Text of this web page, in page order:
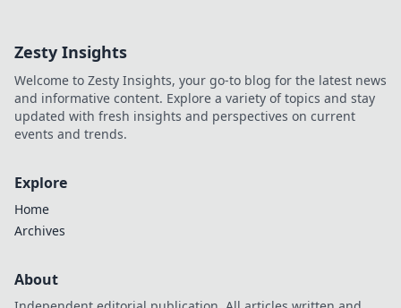
Zesty Insights
Welcome to Zesty Insights, your go-to blog for the latest news
and informative content. Explore a variety of topics and stay
updated with fresh insights and perspectives on current
events and trends.
Explore
Home
Archives
About